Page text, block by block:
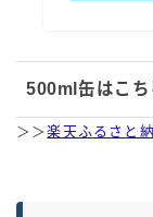
500ml缶はこち
＞＞楽天ふるさと